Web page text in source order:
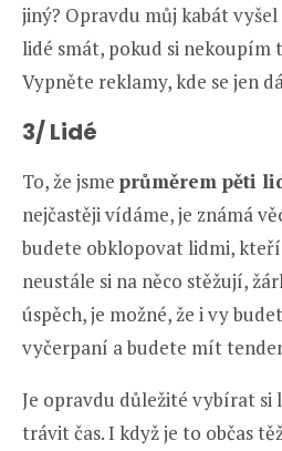
jiný? Opravdu můj kabát
lidé smát, pokud si nekoupím
Vypněte reklamy, kde se jen
3/ Lidé
To, že jsme průměrem pěti
nejčastěji vídáme, je známá
budete obklopovat lidmi,
neustále si na něco stěžují,
úspěch, je možné, že i vy
vyčerpaní a budete mít
Je opravdu důležité vybírat si
trávit čas. I když je to občas